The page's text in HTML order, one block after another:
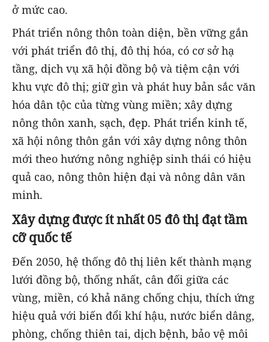
ở mức cao.
Phát triển nông thôn toàn diện, bền vững gắn
với phát triển đô thị, đô thị hóa, có cơ sở hạ
tầng, dịch vụ xã hội đồng bộ và tiệm cận với
khu vực đô thị; giữ gìn và phát huy bản sắc văn
hóa dân tộc của từng vùng miền; xây dựng
nông thôn xanh, sạch, đẹp. Phát triển kinh tế,
xã hội nông thôn gắn với xây dựng nông thôn
mới theo hướng nông nghiệp sinh thái có hiệu
quả cao, nông thôn hiện đại và nông dân văn
minh.
Xây dựng được ít nhất 05 đô thị đạt tầm
cỡ quốc tế
Đến 2050, hệ thống đô thị liên kết thành mạng
lưới đồng bộ, thống nhất, cân đối giữa các
vùng, miền, có khả năng chống chịu, thích ứng
hiệu quả với biến đổi khí hậu, nước biển dâng,
phòng, chống thiên tai, dịch bệnh, bảo vệ môi